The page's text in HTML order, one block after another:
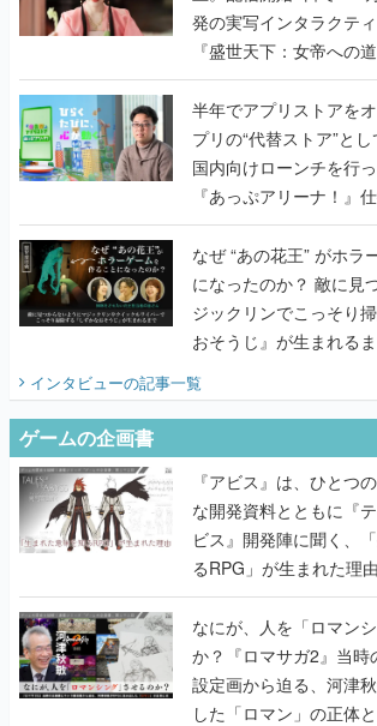
発の実写インタラクテ
『盛世天下：女帝への
うこだわりをプロデュ
半年でアプリストアをオープ
プリの“代替ストア”と
国内向けローンチを行
『あっぷアリーナ！』
てみた
なぜ “あの花王” がホラ
になったのか？ 敵に見つからないようにマ
ジックリンでこっそり
おそうじ』が生まれる
インタビューの記事一覧
ゲームの企画書
『アビス』は、ひとつ
な開発資料とともに『
ビス』開発陣に聞く、
るRPG」が生まれた理
書】
なにが、人を「ロマン
か？『ロマサガ2』当時
設定画から迫る、河津
した「ロマン」の正体